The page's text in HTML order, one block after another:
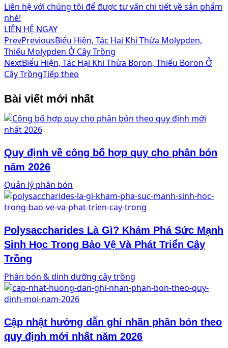
Liên hệ với chúng tôi để được tư vấn chi tiết về sản phẩm
nhé!
LIÊN HỆ NGAY
PrevPreviousBiểu Hiện, Tác Hại Khi Thừa Molypden,
Thiếu Molypden Ở Cây Trồng
NextBiểu Hiện, Tác Hại Khi Thừa Boron, Thiếu Boron Ở
Cây TrồngTiếp theo
Bài viết mới nhất
Quy định về công bố hợp quy cho phân bón
năm 2026
Quản lý phân bón
Polysaccharides Là Gì? Khám Phá Sức Mạnh
Sinh Học Trong Bảo Vệ Và Phát Triển Cây
Trồng
Phân bón & dinh dưỡng cây trồng
Cập nhật hướng dẫn ghi nhãn phân bón theo
quy định mới nhất năm 2026